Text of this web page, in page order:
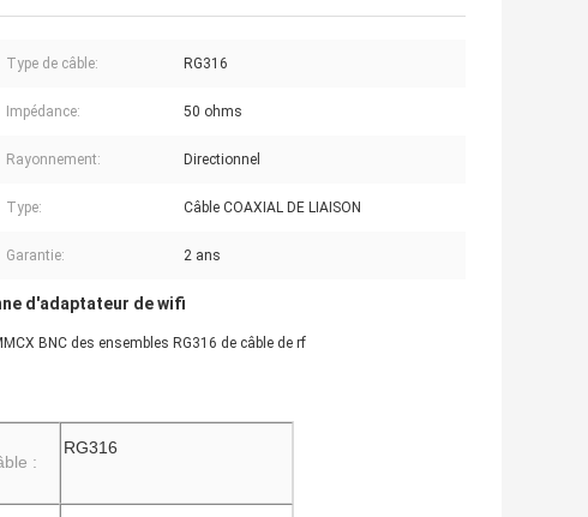
Type de câble: RG316
Impédance: 50 ohms
Rayonnement: Directionnel
Type: Câble COAXIAL DE LIAISON
Garantie: 2 ans
d'adaptateur de wifi
BNC des ensembles RG316 de câble de rf
:
RG316